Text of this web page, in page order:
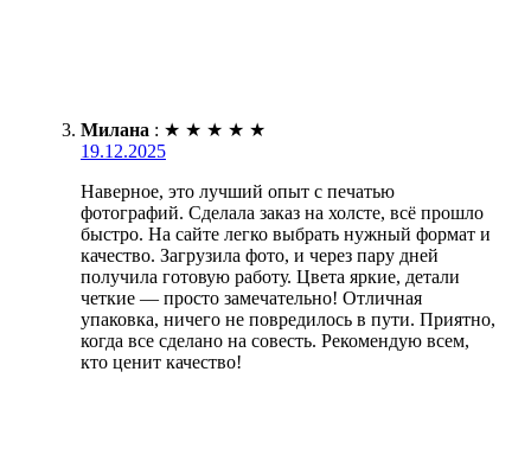
Милана : ★ ★ ★ ★ ★
19.12.2025
Наверное, это лучший опыт с печатью
фотографий. Сделала заказ на холсте, всё прошло
быстро. На сайте легко выбрать нужный формат и
качество. Загрузила фото, и через пару дней
получила готовую работу. Цвета яркие, детали
четкие — просто замечательно! Отличная
упаковка, ничего не повредилось в пути. Приятно,
когда все сделано на совесть. Рекомендую всем,
кто ценит качество!